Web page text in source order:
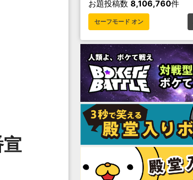
お題投稿数 8,106,760件
セーフモード オン